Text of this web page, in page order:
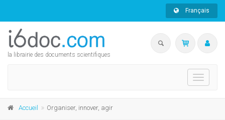
Français
la librairie des documents scientifiques
Toggle
Accueil Organiser, innover, agir